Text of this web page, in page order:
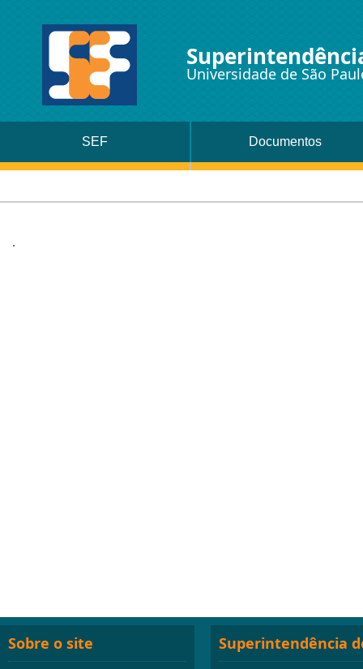
Universidade de São
SEF Documentos
.
Sobre o site Superintendência